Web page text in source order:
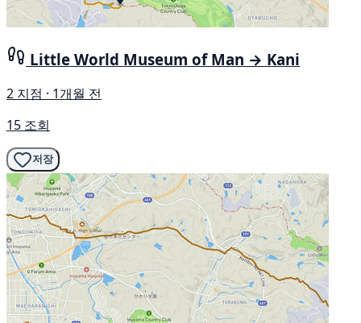
Little World Museum of Man → Kani
2 지점 · 1개월 전
15 조회
저장